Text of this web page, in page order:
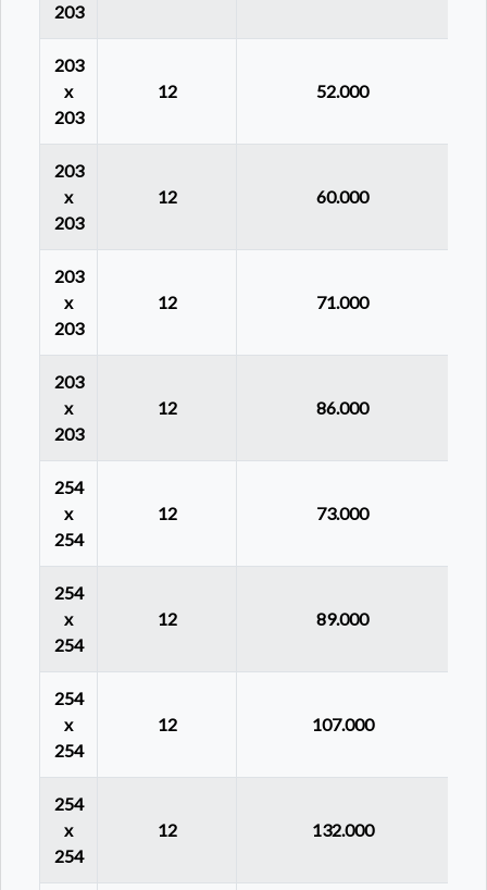
203
203
x
203
12 52.000
203
x
203
12 60.000
203
x
203
12 71.000
203
x
203
12 86.000
254
x
254
12 73.000
254
x
254
12 89.000
254
x
254
12 107.000
254
x
254
12 132.000